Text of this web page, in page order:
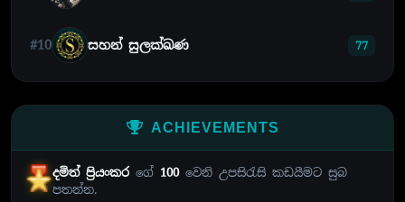
#10 සහන් සුලක්ඛණ 77
ACHIEVEMENTS
දමිත් ප්‍රියංකරගේ 100වෙනි උපසිරැසි කඩයීමට සුබ
පතන්න.